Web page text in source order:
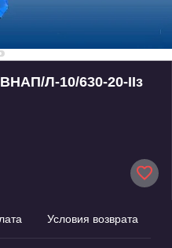
Л-10/630-20-IIз
Условия возврата